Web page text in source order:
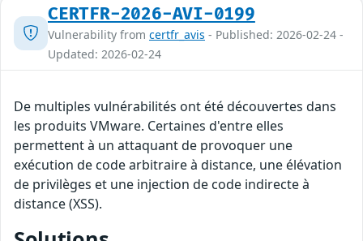
CERTFR-2026-AVI-0199
Vulnerability from certfr_avis - Published: 2026-02-24 -
Updated: 2026-02-24
De multiples vulnérabilités ont été découvertes dans
les produits VMware. Certaines d'entre elles
permettent à un attaquant de provoquer une
exécution de code arbitraire à distance, une élévation
de privilèges et une injection de code indirecte à
distance (XSS).